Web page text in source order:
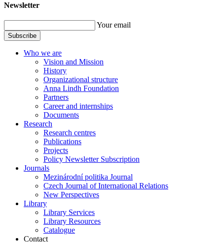
Newsletter
Your email
Subscribe
Who we are
Vision and Mission
History
Organizational structure
Anna Lindh Foundation
Partners
Career and internships
Documents
Research
Research centres
Publications
Projects
Policy Newsletter Subscription
Journals
Mezinárodní politika Journal
Czech Journal of International Relations
New Perspectives
Library
Library Services
Library Resources
Catalogue
Contact